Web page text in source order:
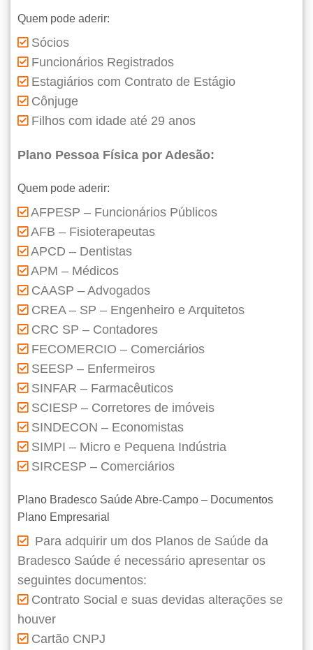
Quem pode aderir:
Sócios
Funcionários Registrados
Estagiários com Contrato de Estágio
Cônjuge
Filhos com idade até 29 anos
Plano Pessoa Física por Adesão:
Quem pode aderir:
AFPESP – Funcionários Públicos
AFB – Fisioterapeutas
APCD – Dentistas
APM – Médicos
CAASP – Advogados
CREA – SP – Engenheiro e Arquitetos
CRC SP – Contadores
FECOMERCIO – Comerciários
SEESP – Enfermeiros
SINFAR – Farmacêuticos
SCIESP – Corretores de imóveis
SINDECON – Economistas
SIMPI – Micro e Pequena Indústria
SIRCESP – Comerciários
Plano Bradesco Saúde Abre-Campo – Documentos
Plano Empresarial
Para adquirir um dos Planos de Saúde da
Bradesco Saúde é necessário apresentar os
seguintes documentos:
Contrato Social e suas devidas alterações se
houver
Cartão CNPJ